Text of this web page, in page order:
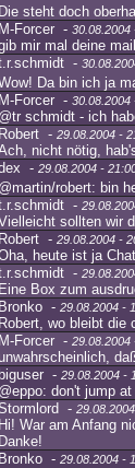
Die steht doch
M-Forcer - 30.08.2004
mir mal deine
-
Da bin ich ja
M-Forcer - 30.08.2004
@tr schmidt - ich
Robert - 29.08.2004 -
nicht nötig,
- 29.08.2004 -
@martin/robert: bin
-
sollten wir
Robert - 29.08.2004 -
heute ist ja
-
Eine Box zum
Bronko - 29.08.2004 -
Robert, wo bleibt die
M-Forcer - 29.08.2004
biguser - 29.08.2004 -
@eppo: don't jump
-
Hi! War am Anfang
Danke!
Bronko - 29.08.2004 -